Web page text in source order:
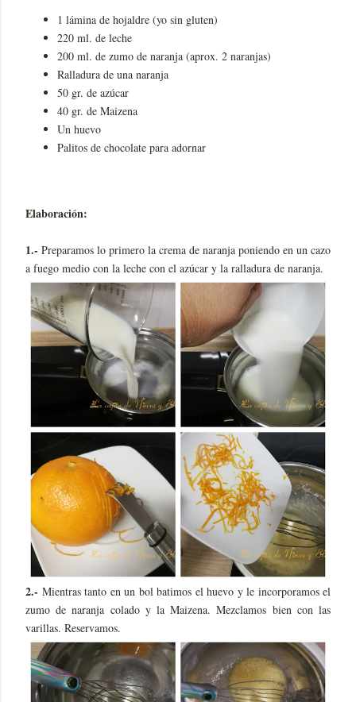
1 lámina de hojaldre (yo sin gluten)
220 ml. de leche
200 ml. de zumo de naranja (aprox. 2 naranjas)
Ralladura de una naranja
50 gr. de azúcar
40 gr. de Maizena
Un huevo
Palitos de chocolate para adornar
Elaboración:
1.- Preparamos lo primero la crema de naranja poniendo en un cazo
a fuego medio con la leche con el azúcar y la ralladura de naranja.
2.- Mientras tanto en un bol batimos el huevo y le incorporamos el
zumo de naranja colado y la Maizena. Mezclamos bien con las
varillas. Reservamos.